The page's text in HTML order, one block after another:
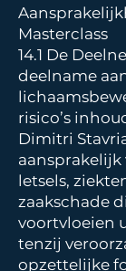
Masterclass
14.1 De
deelname
risico’s
Dimitri
letsels,
zaakschade
voortvloeien
tenzij
opzettelijke